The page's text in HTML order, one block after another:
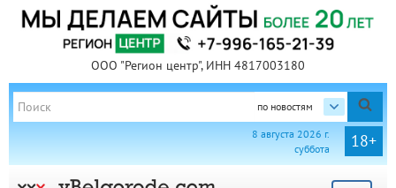
ООО "Регион центр", ИНН 4817003180
по новостям
18+
8 августа 2026 г.
суббота